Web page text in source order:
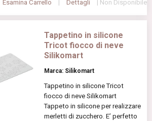
Esamina Carrello
| Dettagli | Non Disponibile
Tappetino in silicone
Tricot fiocco di neve
Silikomart
Marca: Silikomart
Tappetino in silicone Tricot
fiocco di neve Silikomart
Tappeto in silicone per realizzare
merletti di zucchero. E’ perfetto